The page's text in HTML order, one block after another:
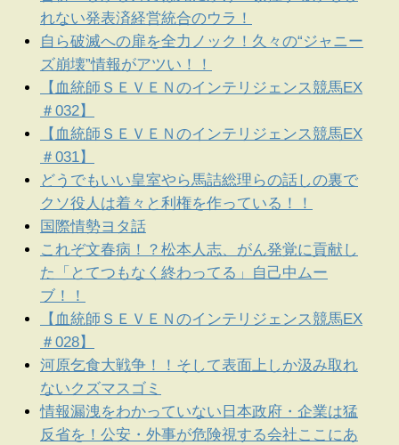
れない発表済経営統合のウラ！
自ら破滅への扉を全力ノック！久々の“ジャニー
ズ崩壊”情報がアツい！！
【血統師ＳＥＶＥＮのインテリジェンス競馬EX
＃032】
【血統師ＳＥＶＥＮのインテリジェンス競馬EX
＃031】
どうでもいい皇室やら馬詰総理らの話しの裏で
クソ役人は着々と利権を作っている！！
国際情勢ヨタ話
これぞ文春病！？松本人志、がん発覚に貢献し
た「とてつもなく終わってる」自己中ムー
ブ！！
【血統師ＳＥＶＥＮのインテリジェンス競馬EX
＃028】
河原乞食大戦争！！そして表面上しか汲み取れ
ないクズマスゴミ
情報漏洩をわかっていない日本政府・企業は猛
反省を！公安・外事が危険視する会社ここにあ